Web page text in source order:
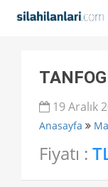
19 Aralık
Anasayfa
Fiyatı :